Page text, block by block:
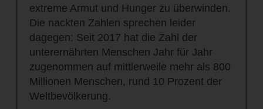
extreme Armut und Hunger zu überwinden.
Die nackten Zahlen sprechen leider
dagegen: Seit 2017 hat die Zahl der
unterernährten Menschen Jahr für Jahr
zugenommen auf mittlerweile mehr als 800
Millionen Menschen, rund 10 Prozent der
Weltbevölkerung.